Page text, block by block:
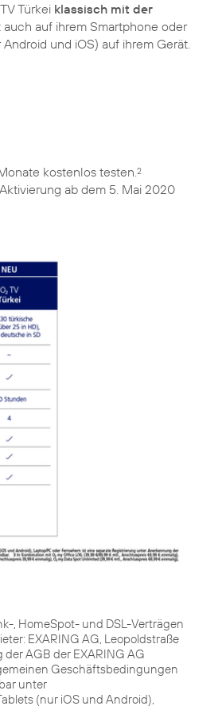
TV Türkei klassisch mit der
auf ihrem Smartphone oder
Android und iOS) auf ihrem Gerät.
kostenlos testen.2
ab dem 5. Mai 2020
, HomeSpot- und DSL-Verträgen
EXARING AG, Leopoldstraße
AGB der EXARING AG
Geschäftsbedingungen
unter
(nur iOS und Android),